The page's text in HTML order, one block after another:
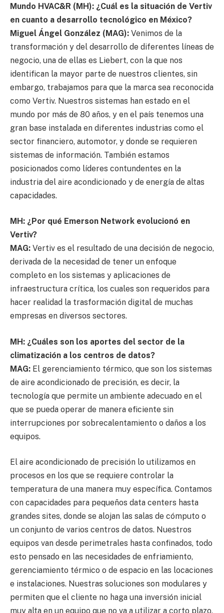
Mundo HVAC&R (MH): ¿Cuál es la situación de Vertiv
en cuanto a desarrollo tecnológico en México?
Miguel Ángel González (MAG): Venimos de la
transformación y del desarrollo de diferentes líneas de
negocio, una de ellas es Liebert, con la que nos
identifican la mayor parte de nuestros clientes, sin
embargo, trabajamos para que la marca sea reconocida
como Vertiv. Nuestros sistemas han estado en el
mundo por más de 80 años, y en el país tenemos una
gran base instalada en diferentes industrias como el
sector financiero, automotor, y donde se requieren
sistemas de información. También estamos
posicionados como líderes contundentes en la
industria del aire acondicionado y de energía de altas
capacidades.
MH: ¿Por qué Emerson Network evolucionó en
Vertiv?
MAG: Vertiv es el resultado de una decisión de negocio,
derivada de la necesidad de tener un enfoque
completo en los sistemas y aplicaciones de
infraestructura crítica, los cuales son requeridos para
hacer realidad la trasformación digital de muchas
empresas en diversos sectores.
MH: ¿Cuáles son los aportes del sector de la
climatización a los centros de datos?
MAG: El gerenciamiento térmico, que son los sistemas
de aire acondicionado de precisión, es decir, la
tecnología que permite un ambiente adecuado en el
que se pueda operar de manera eficiente sin
interrupciones por sobrecalentamiento o daños a los
equipos.
El aire acondicionado de precisión lo utilizamos en
procesos en los que se requiere controlar la
temperatura de una manera muy específica. Contamos
con capacidades para pequeños data centers hasta
grandes sites, donde se alojan las salas de cómputo o
un conjunto de varios centros de datos. Nuestros
equipos van desde perimetrales hasta confinados, todo
esto pensado en las necesidades de enfriamiento,
gerenciamiento térmico o de espacio en las locaciones
e instalaciones. Nuestras soluciones son modulares y
permiten que el cliente no haga una inversión inicial
muy alta en un equipo que no va a utilizar a corto plazo,